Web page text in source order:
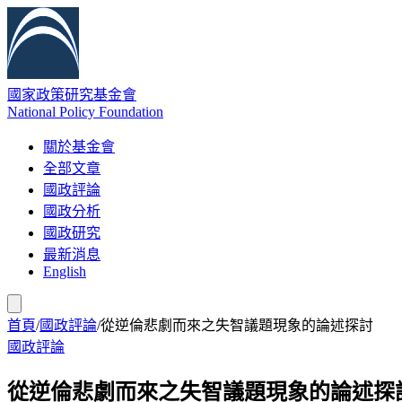
國家政策研究基金會
National Policy Foundation
關於基金會
全部文章
國政評論
國政分析
國政研究
最新消息
English
首頁/國政評論/從逆倫悲劇而來之失智議題現象的論述探討
國政評論
從逆倫悲劇而來之失智議題現象的論述探